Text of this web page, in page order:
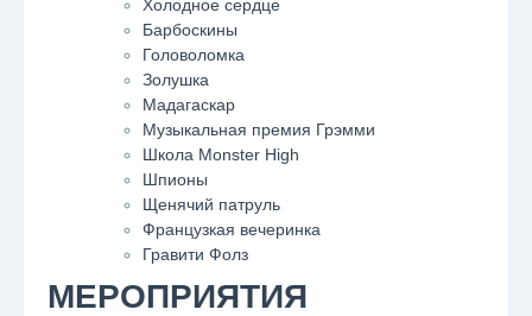
Холодное сердце
Барбоскины
Головоломка
Золушка
Мадагаскар
Музыкальная премия Грэмми
Школа Monster High
Шпионы
Щенячий патруль
Французкая вечеринка
Гравити Фолз
МЕРОПРИЯТИЯ